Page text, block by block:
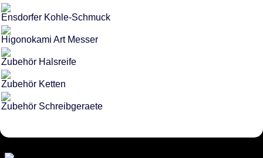
Ensdorfer Kohle-Schmuck
Higonokami Art Messer
Zubehör Halsreife
Zubehör Ketten
Zubehör Schreibgeraete